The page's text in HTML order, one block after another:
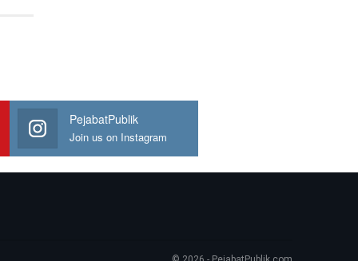
PejabatPublik
Join us on Instagram